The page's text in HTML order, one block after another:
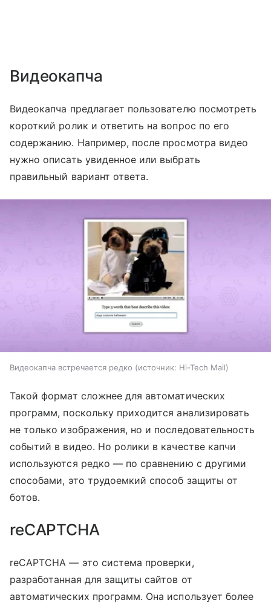
Видеокапча
Видеокапча предлагает пользователю посмотреть
короткий ролик и ответить на вопрос по его
содержанию. Например, после просмотра видео
нужно описать увиденное или выбрать
правильный вариант ответа.
Видеокапча встречается редко источник: Hi-Tech Mail
Такой формат сложнее для автоматических
программ, поскольку приходится анализировать
не только изображения, но и последовательность
событий в видео. Но ролики в качестве капчи
используются редко — по сравнению с другими
способами, это трудоемкий способ защиты от
ботов.
reCAPTCHA
reCAPTCHA — это система проверки,
разработанная для защиты сайтов от
автоматических программ. Она использует более